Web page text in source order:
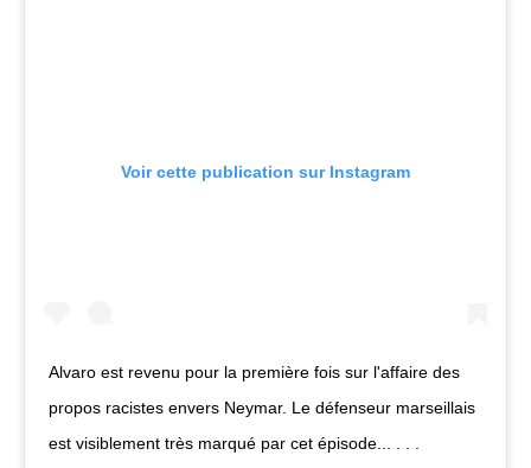
Voir cette publication sur Instagram
Alvaro est revenu pour la première fois sur l'affaire des
propos racistes envers Neymar. Le défenseur marseillais
est visiblement très marqué par cet épisode... . . .